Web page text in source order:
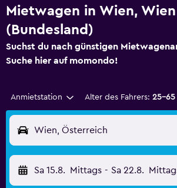
Mietwagen in Wien, Wien
(Bundesland)
Suchst du nach günstigen
Suche hier auf momondo!
Anmietstation Alter des Fahrers: 25-65
Wien, Österreich
Sa 15.8. Mittags - Sa 22.8.